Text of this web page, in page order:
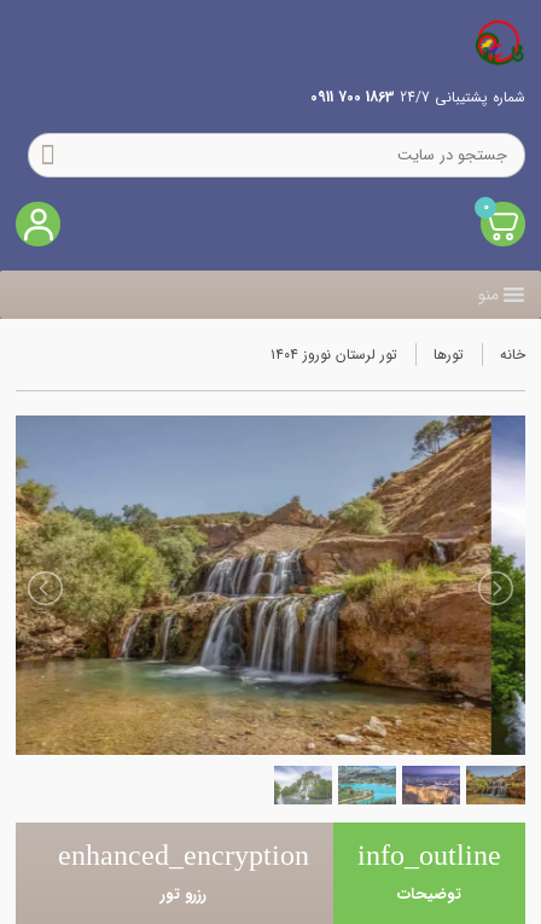
شماره پشتیبانی 24/7 1863 700 0911
0
منو
خانه تورها تور لرستان نوروز ۱۴۰۴
info_outline
توضیحات
enhanced_encryption
رزرو تور